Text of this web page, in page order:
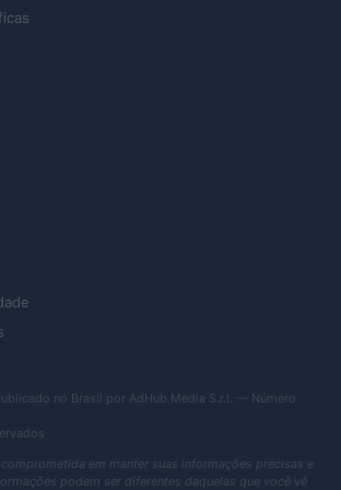
no Brasil por AdHub Media S.r.l. — Número
em manter suas informações precisas e
podem ser diferentes daquelas que você vê